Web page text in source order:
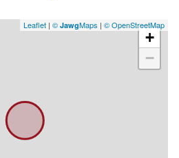
+
−
Leaflet | © JawgMaps | © OpenStreetMap